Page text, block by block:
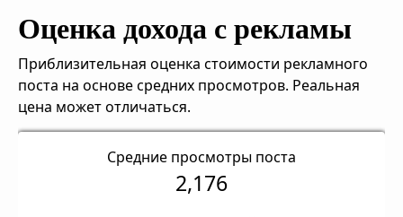
Оценка дохода с рекламы
Приблизительная оценка стоимости рекламного
поста на основе средних просмотров. Реальная
цена может отличаться.
Средние просмотры поста
2,176